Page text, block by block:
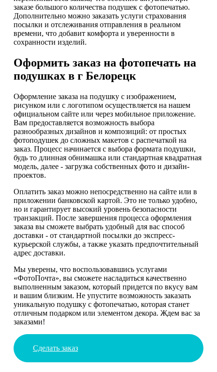
заказе большого количества подушек с фотопечатью.
Дополнительно можно заказать услуги страхования
посылки и отслеживания отправления в реальном
времени, что добавит комфорта и уверенности в
сохранности изделий.
Оформить заказ на фотопечать на
подушках в г Белорецк
Оформление заказа на подушку с изображением,
рисунком или с логотипом осуществляется на нашем
официальном сайте или через мобильное приложение.
Вам предоставляется возможность выбора
разнообразных дизайнов и композиций: от простых
фотоподушек до сложных макетов с распечаткой на
заказ. Процесс начинается с выбора формата подушки,
будь то длинная обнимашка или стандартная квадратная
модель, далее - загрузка собственных фото и дизайн-
проектов.
Оплатить заказ можно непосредственно на сайте или в
приложении банковской картой. Это не только удобно,
но и гарантирует высокий уровень безопасности
транзакций. После завершения процесса оформления
заказа вы сможете выбрать удобный для вас способ
доставки - от стандартной посылки до экспресс-
курьерской службы, а также указать предпочтительный
адрес доставки.
Мы уверены, что воспользовавшись услугами
«ФотоПочта», вы сможете насладиться качественно
выполненным заказом, который придется по вкусу вам
и вашим близким. Не упустите возможность заказать
уникальную подушку с фотопечатью, которая станет
отличным подарком или элементом декора. Ждем вас за
заказами!
Сделать заказ